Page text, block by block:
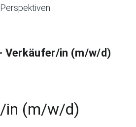
Perspektiven.
Verkäufer/in (m/w/d)
in (m/w/d)